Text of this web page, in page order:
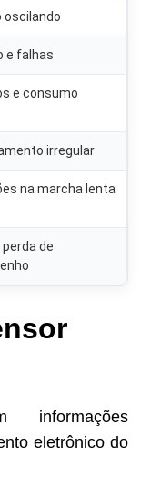
oscilando
e falhas
e consumo
irregular
na marcha lenta
perda de
informações
eletrônico do